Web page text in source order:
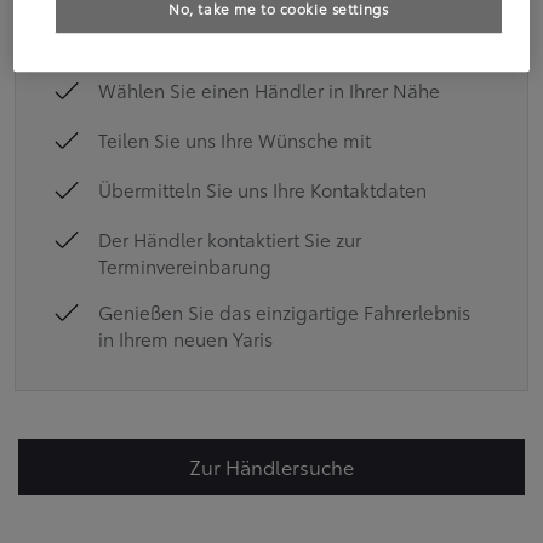
neuen Toyota Yaris:
Wählen Sie einen Händler in Ihrer Nähe
Teilen Sie uns Ihre Wünsche mit
Übermitteln Sie uns Ihre Kontaktdaten
Der Händler kontaktiert Sie zur
Terminvereinbarung
Genießen Sie das einzigartige Fahrerlebnis
in Ihrem neuen Yaris
Zur Händlersuche
No, take me to cookie settings